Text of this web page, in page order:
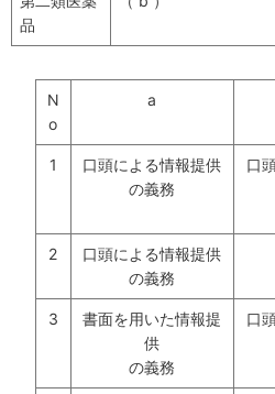
品
N
o
a
1
口頭による情報提供
の義務
口
2
口頭による情報提供
の義務
3
書面を用いた情報提
供
の義務
口